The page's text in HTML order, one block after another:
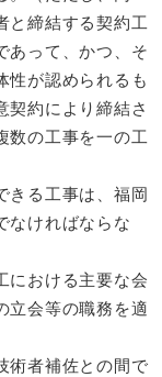
と締結する契約工
あって、かつ、そ
性が認められるも
契約により締結さ
数の工事を一の工
る工事は、福岡
なければならな
おける主要な会
立会等の職務を適
術者補佐との間で